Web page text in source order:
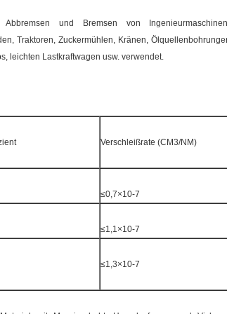
und Bremsen von
Traktoren, Zuckermühlen, Kränen,
leichten Lastkraftwagen usw. verwendet.
Verschleißrate (CM3/NM)
≤0,7×10-7
≤1,1×10-7
≤1,3×10-7